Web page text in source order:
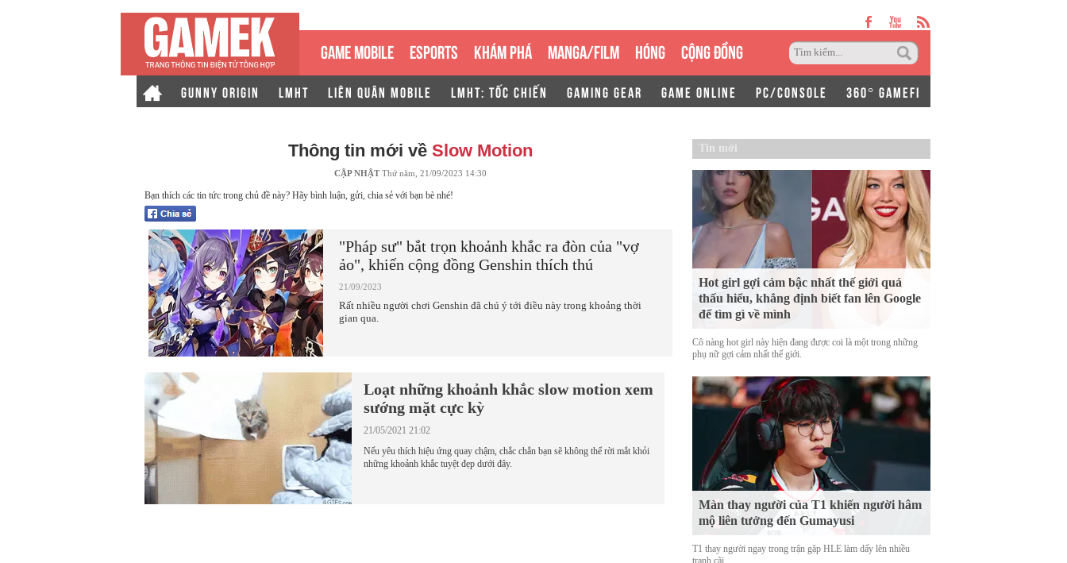
GAME MOBILE ESPORTS KHÁM PHÁ MANGA/FILM HÓNG CỘNG ĐỒNG
GUNNY ORIGIN LMHT LIÊN QUÂN MOBILE LMHT: TỐC CHIẾN GAMING GEAR GAME ONLINE PC/CONSOLE 360° GAMEFI
Thông tin mới về Slow Motion
CẬP NHẬTThứ năm, 21/09/2023 14:30
Bạn thích các tin tức trong chủ đề này? Hãy bình luận, gửi, chia sẻ với bạn bè nhé!
"Pháp sư" bắt trọn khoảnh khắc ra đòn của "vợ
ảo", khiến cộng đồng Genshin thích thú
21/09/2023
Rất nhiều người chơi Genshin đã chú ý tới điều này trong khoảng thời
gian qua.
Loạt những khoảnh khắc slow motion xem
sướng mặt cực kỳ
21/05/2021 21:02
Nếu yêu thích hiệu ứng quay chậm, chắc chắn bạn sẽ không thể rời mắt khỏi
những khoảnh khắc tuyệt đẹp dưới đây.
Tin mới
Hot girl gợi cảm bậc nhất thế giới quá
thấu hiểu, khẳng định biết fan lên Google
để tìm gì về mình
Cô nàng hot girl này hiện đang được coi là một trong những
phụ nữ gợi cảm nhất thế giới.
Màn thay người của T1 khiến người hâm
mộ liên tưởng đến Gumayusi
T1 thay người ngay trong trận gặp HLE làm dấy lên nhiều
tranh cãi.